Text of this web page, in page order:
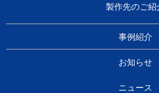
製作先のご紹
事例紹介
お知らせ
ニュース